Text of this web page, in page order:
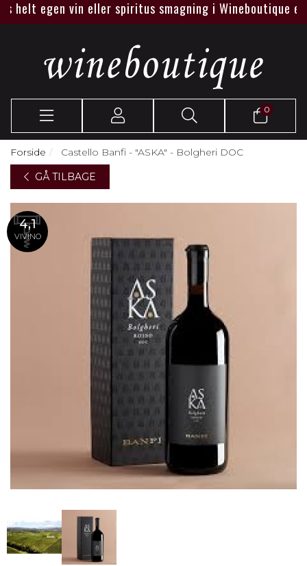
egen vin eller spiritus smagning i Wineboutique eller
0
Forside
Castello Banfi - "ASKA" - Bolgheri DOC
GÅ TILBAGE
4,1
VIVINO